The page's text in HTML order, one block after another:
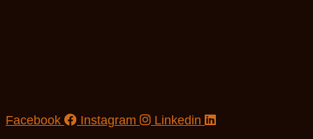
Facebook Instagram Linkedin